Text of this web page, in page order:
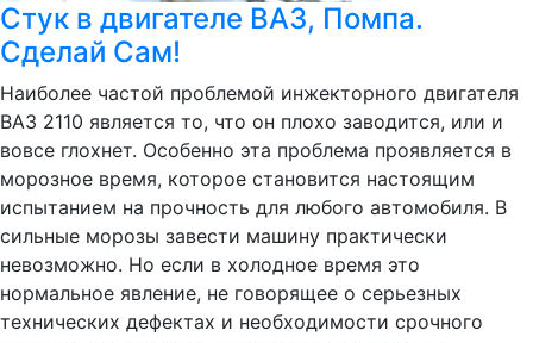
Стук в двигателе ВАЗ, Помпа.
Сделай Сам!
Наиболее частой проблемой инжекторного двигателя
ВАЗ 2110 является то, что он плохо заводится, или и
вовсе глохнет. Особенно эта проблема проявляется в
морозное время, которое становится настоящим
испытанием на прочность для любого автомобиля. В
сильные морозы завести машину практически
невозможно. Но если в холодное время это
нормальное явление, не говорящее о серьезных
технических дефектах и необходимости срочного